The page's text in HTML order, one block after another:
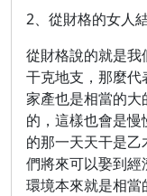
2、從財格的女人
從財格說的就是
干克地支，那麼代
家產也是相當的
的，這樣也會是
的那一天天干是
們將來可以娶到
環境本來就是相